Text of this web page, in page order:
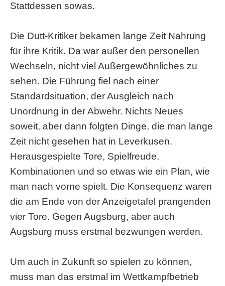
Stattdessen sowas.
Die Dutt-Kritiker bekamen lange Zeit Nahrung
für ihre Kritik. Da war außer den personellen
Wechseln, nicht viel Außergewöhnliches zu
sehen. Die Führung fiel nach einer
Standardsituation, der Ausgleich nach
Unordnung in der Abwehr. Nichts Neues
soweit, aber dann folgten Dinge, die man lange
Zeit nicht gesehen hat in Leverkusen.
Herausgespielte Tore, Spielfreude,
Kombinationen und so etwas wie ein Plan, wie
man nach vorne spielt. Die Konsequenz waren
die am Ende von der Anzeigetafel prangenden
vier Tore. Gegen Augsburg, aber auch
Augsburg muss erstmal bezwungen werden.
Um auch in Zukunft so spielen zu können,
muss man das erstmal im Wettkampfbetrieb